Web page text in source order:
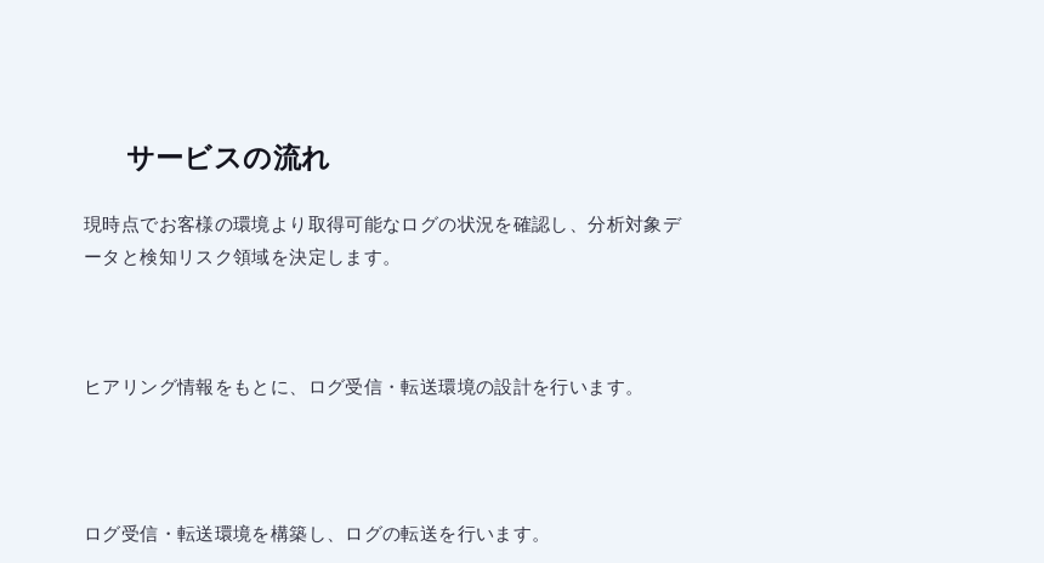
サービスの流れ
現時点でお客様の環境より取得可能なログの状況を確認し、分析対象デ
ータと検知リスク領域を決定します。
ヒアリング情報をもとに、ログ受信・転送環境の設計を行います。
ログ受信・転送環境を構築し、ログの転送を行います。